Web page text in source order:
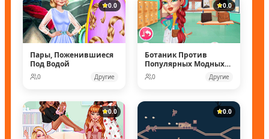
0.0
Пары, Поженившиеся
Под Водой
0 Другие
0.0
Ботаник Против
Популярных Модных
Кукол
0 Другие
0.0 0.0